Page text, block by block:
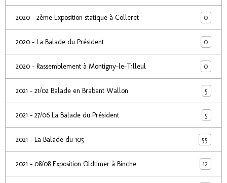
2020 - 2ème Exposition statique à Colleret 0
2020 - La Balade du Président 0
2020 - Rassemblement à Montigny-le-Tilleul 0
2021 - 21/02 Balade en Brabant Wallon 5
2021 - 27/06 La Balade du Président 5
2021 - La Balade du 105 55
2021 - 08/08 Exposition Oldtimer à Binche 12